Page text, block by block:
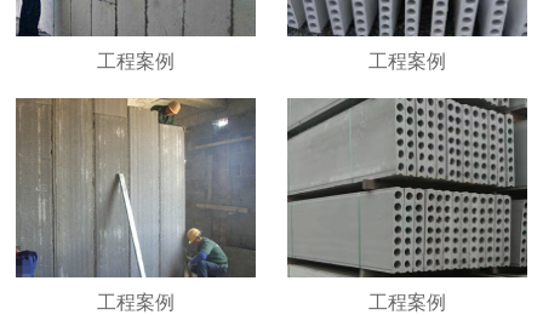
工程案例 工程案例
工程案例 工程案例